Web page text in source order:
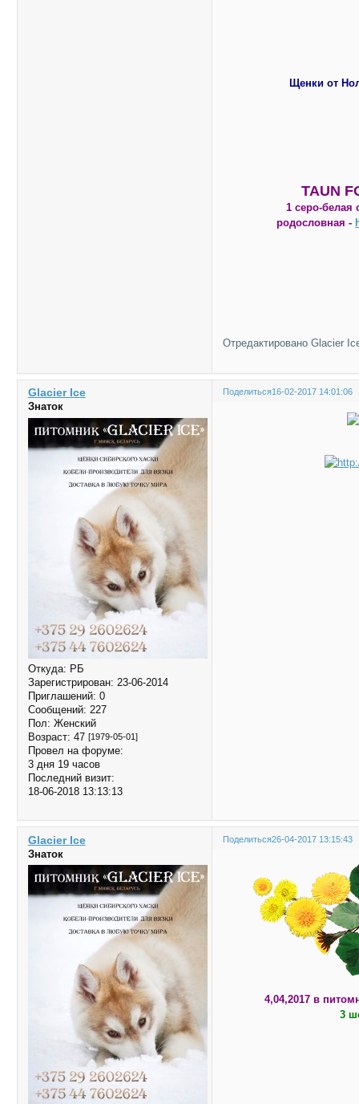
Щенки от
TAUN
1 серо-белая
родословная -
Отредактировано Glacier
Поделиться16-02-2017 14:01:06
Glacier Ice
Знаток
Откуда: РБ
Зарегистрирован: 23-06-2014
Приглашений: 0
Сообщений: 227
Пол: Женский
Возраст: 47 [1979-05-01]
Провел на форуме:
3 дня 19 часов
Последний визит:
18-06-2018 13:13:13
Поделиться26-04-2017 13:15:43
Glacier Ice
Знаток
4,04,2017 в
3